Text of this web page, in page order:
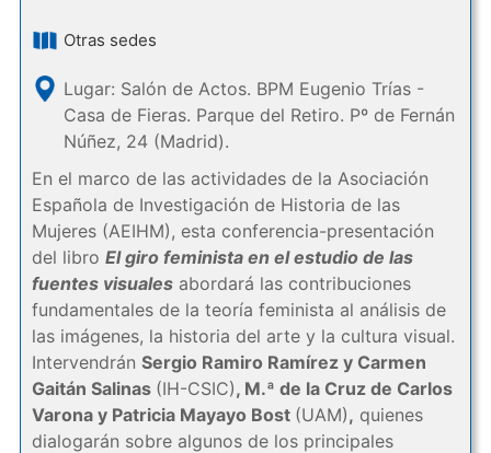
Otras sedes
Lugar: Salón de Actos. BPM Eugenio Trías -
Casa de Fieras. Parque del Retiro. Pº de Fernán
Núñez, 24 (Madrid).
En el marco de las actividades de la Asociación
Española de Investigación de Historia de las
Mujeres (AEIHM), esta conferencia-presentación
del libro El giro feminista en el estudio de las
fuentes visualesabordará las contribuciones
fundamentales de la teoría feminista al análisis de
las imágenes, la historia del arte y la cultura visual.
Intervendrán Sergio Ramiro Ramírez y Carmen
Gaitán Salinas (IH-CSIC), M.ª de la Cruz de Carlos
Varona y Patricia Mayayo Bost (UAM), quienes
dialogarán sobre algunos de los principales